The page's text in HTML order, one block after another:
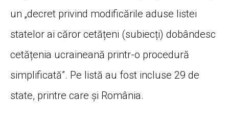
un „decret privind modificările aduse listei
statelor ai căror cetățeni (subiecți) dobândesc
cetățenia ucraineană printr-o procedură
simplificată”. Pe listă au fost incluse 29 de
state, printre care și România.